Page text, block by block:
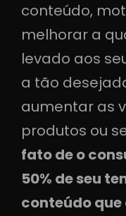
conteúdo,
melhorar a
levado aos
a tão
aumentar as
produtos ou
fato de o
50% de seu
conteúdo